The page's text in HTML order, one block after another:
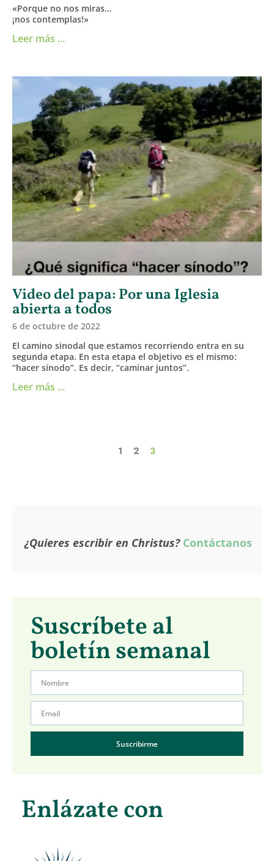
«Porque no nos miras…
¡nos contemplas!»
Leer más ...
Video del papa: Por una Iglesia
abierta a todos
6 de octubre de 2022
El camino sinodal que estamos recorriendo entra en su
segunda etapa. En esta etapa el objetivo es el mismo:
“hacer sínodo”. Es decir, “caminar juntos”.
Leer más ...
1 2 3
¿Quieres escribir en Christus? Contáctanos
Suscríbete al
boletín semanal
Suscribirme
Enlázate con